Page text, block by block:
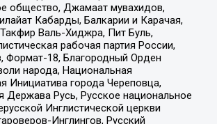
общество, Джамаат мувахидов,
Кабарды, Балкарии и Карачая,
Валь-Хиджра, Пит Буль,
рабочая партия России,
Формат-18, Благородный Орден
народа, Национальная
Инициатива города Череповца,
Держава Русь, Русское национальное
Инглистической церкви
Инглингов, Русский